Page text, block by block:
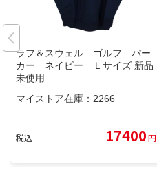
ラフ＆スウェル ゴルフ パー
カー ネイビー Ｌサイズ 新品
未使用
マイストア在庫： 2266
税込 17400円